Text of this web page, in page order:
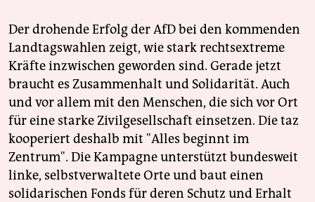
Der drohende Erfolg der AfD bei den kommenden
Landtagswahlen zeigt, wie stark rechtsextreme
Kräfte inzwischen geworden sind. Gerade jetzt
braucht es Zusammenhalt und Solidarität. Auch
und vor allem mit den Menschen, die sich vor Ort
für eine starke Zivilgesellschaft einsetzen. Die taz
kooperiert deshalb mit "Alles beginnt im
Zentrum". Die Kampagne unterstützt bundesweit
linke, selbstverwaltete Orte und baut einen
solidarischen Fonds für deren Schutz und Erhalt